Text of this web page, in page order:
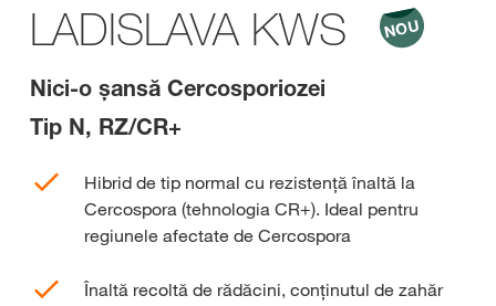
LADISLAVA KWS
Nici-o șansă Cercosporiozei
Tip N, RZ/CR+
Hibrid de tip normal cu rezistență înaltă la
Cercospora (tehnologia CR+). Ideal pentru
regiunele afectate de Cercospora
Înaltă recoltă de rădăcini, conținutul de zahăr